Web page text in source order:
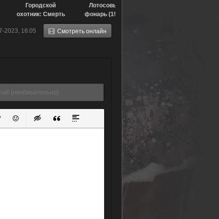
2023, 16:05 Смотреть онлайн
Городской
охотник: Смерть
порочного
преступника Рё
Лотосовый
фонарь (1999)
список
ссылкузащищенную ссылку
Вставить смайлик
Вставка скрытого текста
Вставка цитаты
Вставка спойлера